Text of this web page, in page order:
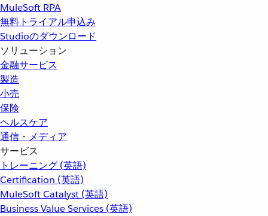
MuleSoft RPA
無料トライアル申込み
Studioのダウンロード
ソリューション
金融サービス
製造
小売
保険
ヘルスケア
通信・メディア
サービス
トレーニング (英語)
Certification (英語)
MuleSoft Catalyst (英語)
Business Value Services (英語)